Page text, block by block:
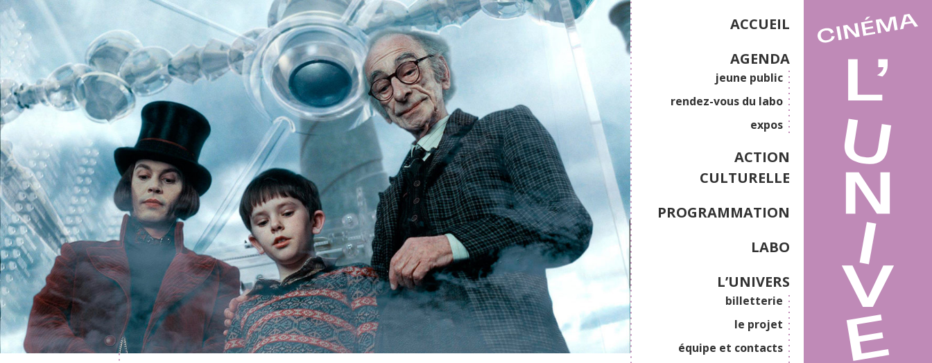
ACCUEIL
AGENDA
jeune public
rendez-vous du labo
expos
ACTION
CULTURELLE
PROGRAMMATION
LABO
L’UNIVERS
billetterie
le projet
équipe et contacts